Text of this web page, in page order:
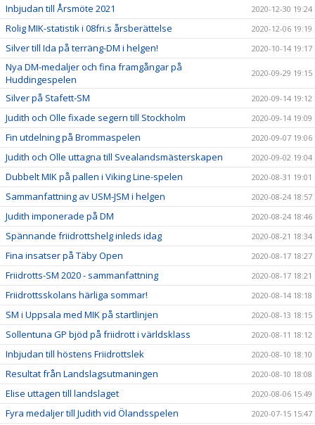
Inbjudan till Årsmöte 2021 2020-12-30 19:24
Rolig MIK-statistik i 08fri.s årsberättelse 2020-12-06 19:19
Silver till Ida på terräng-DM i helgen! 2020-10-14 19:17
Nya DM-medaljer och fina framgångar på
Huddingespelen
2020-09-29 19:15
Silver på Stafett-SM 2020-09-14 19:12
Judith och Olle fixade segern till Stockholm 2020-09-14 19:09
Fin utdelning på Brommaspelen 2020-09-07 19:06
Judith och Olle uttagna till Svealandsmästerskapen 2020-09-02 19:04
Dubbelt MIK på pallen i Viking Line-spelen 2020-08-31 19:01
Sammanfattning av USM-JSM i helgen 2020-08-24 18:57
Judith imponerade på DM 2020-08-24 18:46
Spännande friidrottshelg inleds idag 2020-08-21 18:34
Fina insatser på Täby Open 2020-08-17 18:27
Friidrotts-SM 2020 - sammanfattning 2020-08-17 18:21
Friidrottsskolans härliga sommar! 2020-08-14 18:18
SM i Uppsala med MIK på startlinjen 2020-08-13 18:15
Sollentuna GP bjöd på friidrott i världsklass 2020-08-11 18:12
Inbjudan till höstens Friidrottslek 2020-08-10 18:10
Resultat från Landslagsutmaningen 2020-08-10 18:08
Elise uttagen till landslaget 2020-08-06 15:49
Fyra medaljer till Judith vid Ölandsspelen 2020-07-15 15:47